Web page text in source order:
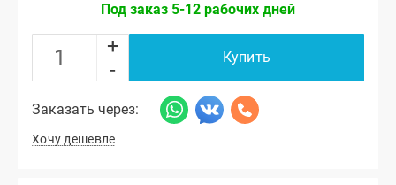
Под заказ 5-12 рабочих дней
+
-
Купить
Заказать через:
Хочу дешевле